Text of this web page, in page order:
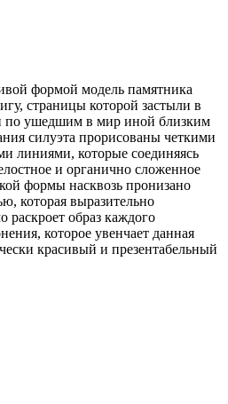
формой модель памятника
страницы которой застыли в
по ушедшим в мир иной близким
силуэта прорисованы четкими
линиями, которые соединяясь
и органично сложенное
формы насквозь пронизано
которая выразительно
раскроет образ каждого
которое увенчает данная
красивый и презентабельный